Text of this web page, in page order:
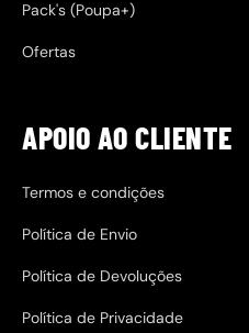
Pack's (Poupa+)
Ofertas
APOIO AO CLIENTE
Termos e condições
Política de Envio
Política de Devoluções
Política de Privacidade